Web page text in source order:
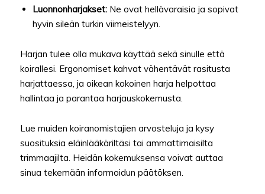
Luonnonharjakset: Ne ovat hellävaraisia ja sopivat
hyvin sileän turkin viimeistelyyn.
Harjan tulee olla mukava käyttää sekä sinulle että
koirallesi. Ergonomiset kahvat vähentävät rasitusta
harjattaessa, ja oikean kokoinen harja helpottaa
hallintaa ja parantaa harjauskokemusta.
Lue muiden koiranomistajien arvosteluja ja kysy
suosituksia eläinlääkäriltäsi tai ammattimaisilta
trimmaajilta. Heidän kokemuksensa voivat auttaa
sinua tekemään informoidun päätöksen.